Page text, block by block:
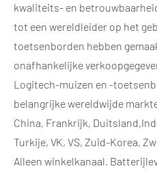
kwaliteits- en
tot een wereldleider op het
toetsenborden hebben
onafhankelijke
Logitech-muizen en -
belangrijke wereldwijde
China, Frankrijk,
Turkije, VK, VS, Zuid-Korea,
Alleen winkelkanaal.